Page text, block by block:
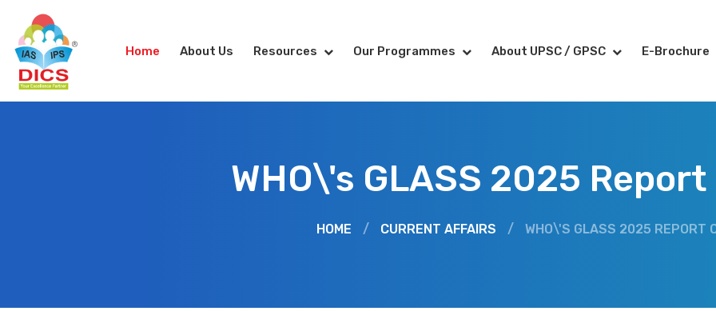
Home About Us Resources Our Programmes About UPSC / GPSC E-Brochure
WHO\'s GLASS 2025 Report
HOME / CURRENT AFFAIRS / WHO\'S GLASS 2025 REPORT